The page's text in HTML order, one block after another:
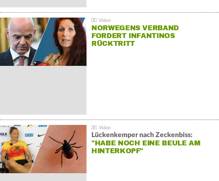
NORWEGENS VERBAND
FORDERT INFANTINOS
RÜCKTRITT
Lückenkemper nach Zeckenbiss:
"HABE NOCH EINE BEULE AM
HINTERKOPF"